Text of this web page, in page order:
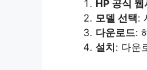
HP 공식
모델 선택:
다운로드:
설치 : 다운